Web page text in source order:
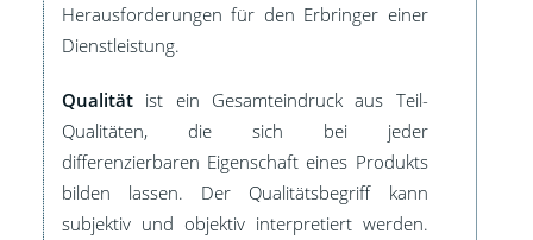
Herausforderungen für den Erbringer einer
Dienstleistung.
Qualität ist ein Gesamteindruck aus Teil-
Qualitäten, die sich bei jeder
differenzierbaren Eigenschaft eines Produkts
bilden lassen. Der Qualitätsbegriff kann
subjektiv und objektiv interpretiert werden.